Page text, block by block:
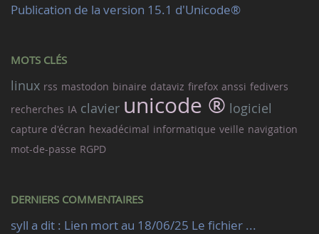
Publication de la version 15.1 d'Unicode®
MOTS CLÉS
linux rss mastodon binaire dataviz firefox anssi fedivers
recherches IA clavier unicode ® logiciel
capture d'écran hexadécimal informatique veille navigation
mot-de-passe RGPD
DERNIERS COMMENTAIRES
syll a dit : Lien mort au 18/06/25 Le fichier ...